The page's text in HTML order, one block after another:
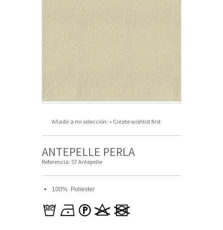
Añadir a mi selección: » Create wishlist first
ANTEPELLE PERLA
Referencia: 57 Antepelle
100% Poliester